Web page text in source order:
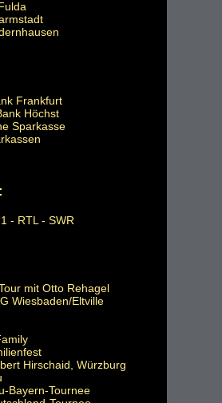
Frankfurt
Höchst
Sparkasse
- RTL - SWR
mit Otto Rehagel
Wiesbaden/Eltville
Hirschaid, Würzburg
Bayern-Tournee